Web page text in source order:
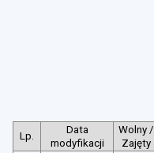
Lp.
Data
modyfikacji
Wolny /
Zajęty